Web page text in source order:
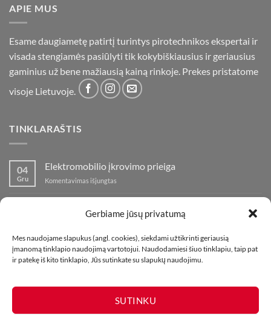
Gerbiame jūsų privatumą
Mes naudojame slapukus (angl. cookies), siekdami užtikrinti geriausią
įmanomą tinklapio naudojimą vartotojui. Naudodamiesi šiuo tinklapiu, taip pat
ir patekę iš kito tinklapio, Jūs sutinkate su slapukų naudojimu.
SUTINKU
APIE MUS
Esame daugiametę patirtį turintys pirotechnikos ekspertai ir
visada stengiamės pasiūlyti tik kokybiškiausius ir geriausius
gaminius už bene mažiausią kainą rinkoje. Prekes pristatome
visoje Lietuvoje.
TINKLARAŠTIS
04
Gru
Elektromobilio įkrovimo prieiga
Komentavimas išjungtas
prieiga
Komentavimas išjungtasįraše
fejerverkų
parduotuvė
Klaipedoje!
01
Lap
Kaip fotografuoti fejerverkus
Komentavimas išjungtasįraše
fejerverkus